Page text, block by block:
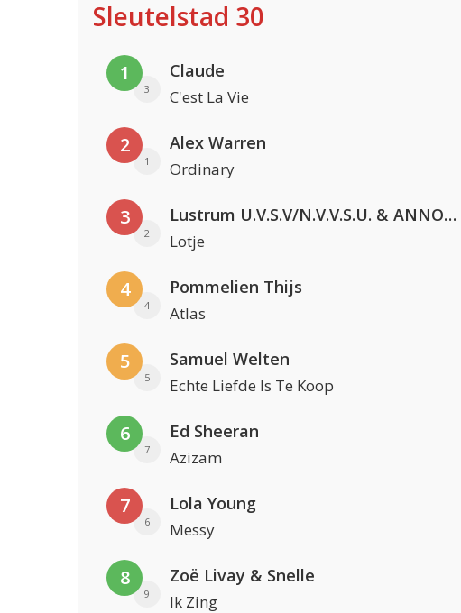
Sleutelstad 30
1
3
Claude
C'est La Vie
2
1
Alex Warren
Ordinary
3
2
Lustrum U.V.S.V/N.V.V.S.U. & ANNO ONS & Jopke van Dobbenburgh & Roeland Beelen
Lotje
4
4
Pommelien Thijs
Atlas
5
5
Samuel Welten
Echte Liefde Is Te Koop
6
7
Ed Sheeran
Azizam
7
6
Lola Young
Messy
8
9
Zoë Livay & Snelle
Ik Zing